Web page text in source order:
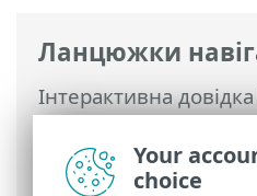
Ланцюжки
Інтерактивна довідка
NOD32 Antivirus>
виправлення
інсталяції
Your
choice